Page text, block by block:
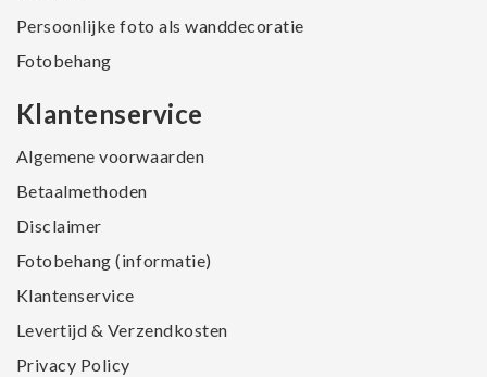
Persoonlijke foto als wanddecoratie
Fotobehang
Klantenservice
Algemene voorwaarden
Betaalmethoden
Disclaimer
Fotobehang (informatie)
Klantenservice
Levertijd & Verzendkosten
Privacy Policy